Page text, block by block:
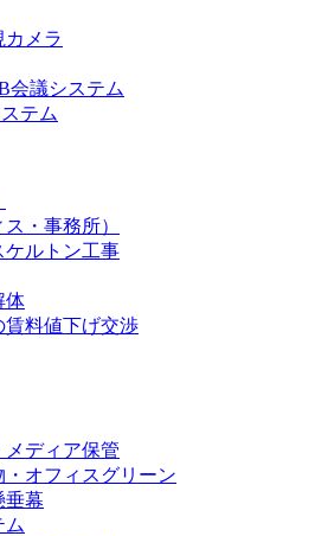
カメラ
会議システム
テム
・事務所）
ケルトン工事
体
賃料値下げ交渉
ディア保管
・オフィスグリーン
垂幕
ム